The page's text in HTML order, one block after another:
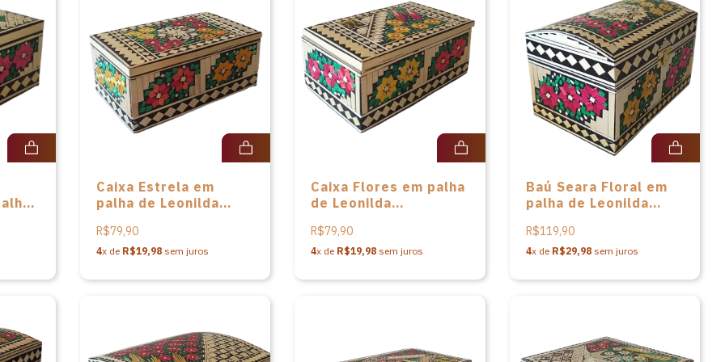
Caixa Estrela em
palha de Leonilda
R$79,90
4x de R$19,98sem juros
Caixa Flores em palha
de Leonilda
R$79,90
4x de R$19,98 sem juros
Baú Seara Floral em
palha de Leonilda
R$119,90
4x de R$29,98sem juros